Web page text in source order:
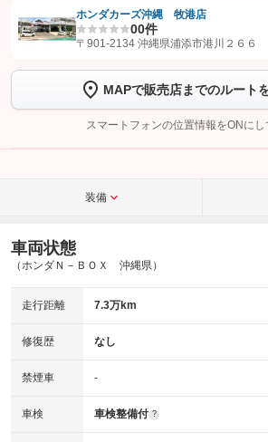
【STEP1】認証画面でグーネットを友だち追加して
トーク画面で
ボタンをタップして問い
完了してください。
こちら
ホンダカーズ沖縄 牧港店
00件
〒901-2134 沖縄県浦添市港川２６６
MAPで販売店までのルート
スマートフォンの位置情報をONに
装備
車両状態
（ホンダＮ－ＢＯＸ 沖縄県）
走行距離 7.3万km
修復歴 なし
禁煙車 -
車検 車検整備付 ?